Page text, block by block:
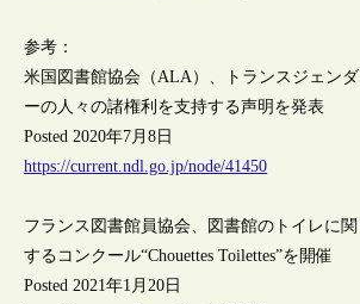
参考：
米国図書館協会（ALA）、トランスジェンダ
ーの人々の諸権利を支持する声明を発表
Posted 2020年7月8日
https://current.ndl.go.jp/node/41450
フランス図書館員協会、図書館のトイレに関
するコンクール“Chouettes Toilettes”を開催
Posted 2021年1月20日